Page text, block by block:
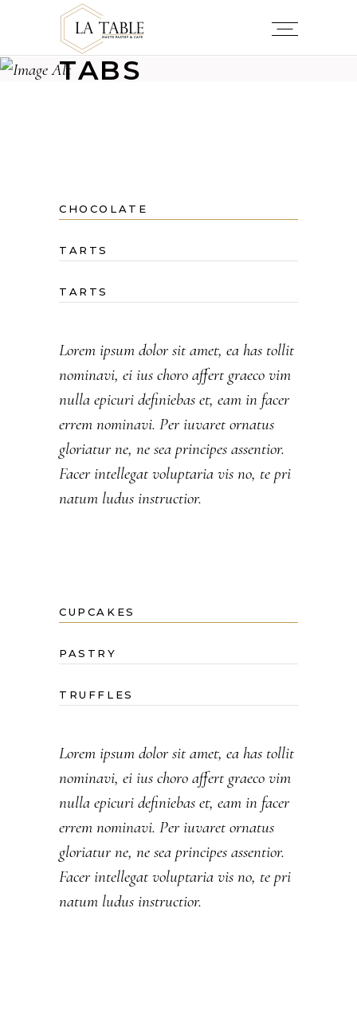
TABS
CHOCOLATE
TARTS
TARTS
Lorem ipsum dolor sit amet, ea has tollit
nominavi, ei ius choro affert graeco vim
nulla epicuri definiebas et, eam in facer
errem nominavi. Per iuvaret ornatus
gloriatur ne, ne sea principes assentior.
Facer intellegat voluptaria vis no, te pri
natum ludus instructior.
CUPCAKES
PASTRY
TRUFFLES
Lorem ipsum dolor sit amet, ea has tollit
nominavi, ei ius choro affert graeco vim
nulla epicuri definiebas et, eam in facer
errem nominavi. Per iuvaret ornatus
gloriatur ne, ne sea principes assentior.
Facer intellegat voluptaria vis no, te pri
natum ludus instructior.